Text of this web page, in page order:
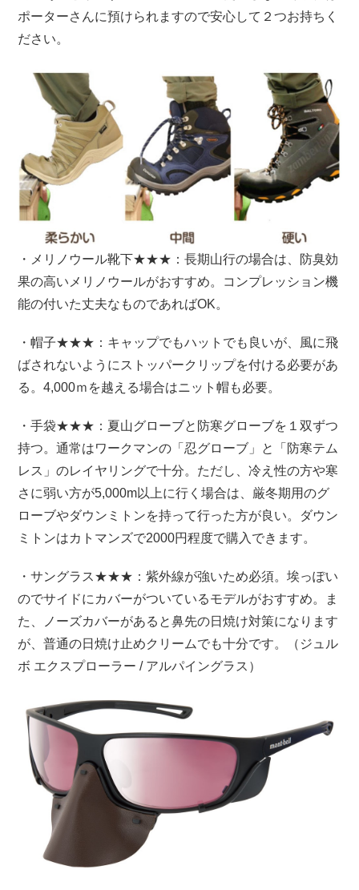
ポーターさんに預けられますので安心して２つお持ちく
ださい。
・メリノウール靴下★★★：長期山行の場合は、防臭効
果の高いメリノウールがおすすめ。コンプレッション機
能の付いた丈夫なものであればOK。
・帽子★★★：キャップでもハットでも良いが、風に飛
ばされないようにストッパークリップを付ける必要があ
る。4,000ｍを越える場合はニット帽も必要。
・手袋★★★：夏山グローブと防寒グローブを１双ずつ
持つ。通常はワークマンの「忍グローブ」と「防寒テム
レス」のレイヤリングで十分。ただし、冷え性の方や寒
さに弱い方が5,000m以上に行く場合は、厳冬期用のグ
ローブやダウンミトンを持って行った方が良い。ダウン
ミトンはカトマンズで2000円程度で購入できます。
・サングラス★★★：紫外線が強いため必須。埃っぽい
のでサイドにカバーがついているモデルがおすすめ。ま
た、ノーズカバーがあると鼻先の日焼け対策になります
が、普通の日焼け止めクリームでも十分です。（ジュル
ボ エクスプローラー / アルパイングラス）